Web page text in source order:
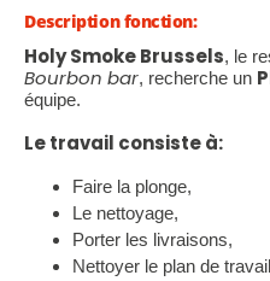
Description fonction:
Holy Smoke Brussels, le
Bourbon bar, recherche un
équipe.
Le travail consiste à:
Faire la plonge,
Le nettoyage,
Porter les livraisons,
Nettoyer le plan de